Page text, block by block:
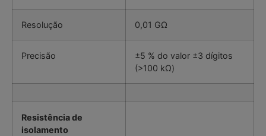
Resolução 0,01 GΩ
Precisão
±5 % do valor ±3 dígitos
(>100 kΩ)
Resistência de
isolamento